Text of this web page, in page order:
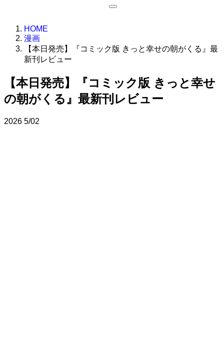
HOME
漫画
【本日発売】『コミック版 きっと幸せの朝がくる』最
新刊レビュー
【本日発売】『コミック版 きっと幸せ
の朝がくる』最新刊レビュー
2026 5/02